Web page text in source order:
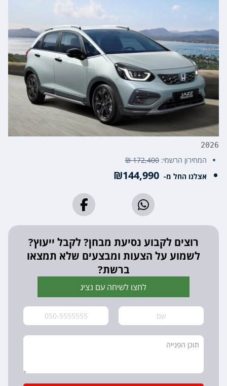
2026
המחירון הרשמי: 172,400 ₪
אצלנו החל מ-
רוצים לקבוע נסיעת מבחן? לקבל ייעוץ?
לשמוע על הצעות ומבצעים שלא תמצאו
ברשת?
לחצו לשיחה עם נציג